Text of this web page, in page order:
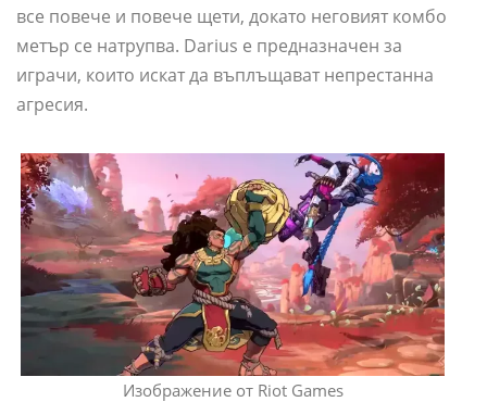
все повече и повече щети, докато неговият комбо
метър се натрупва. Darius е предназначен за
играчи, които искат да въплъщават непрестанна
агресия.
Изображение от Riot Games